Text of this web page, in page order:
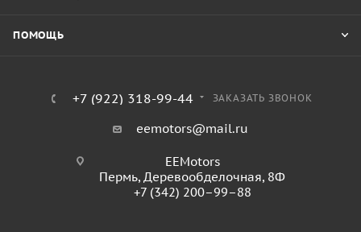
ПОМОЩЬ
+7 (922) 318-99-44 ЗАКАЗАТЬ ЗВОНОК
eemotors@mail.ru
EEMotors
Пермь, Деревообделочная, 8Ф
+7 (342) 200–99–88